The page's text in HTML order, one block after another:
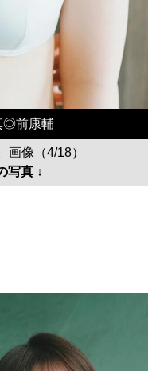
◎前康輔
画像（4/18）
写真 ↓